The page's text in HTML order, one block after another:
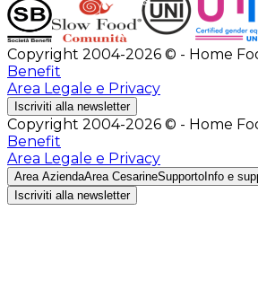
Copyright 2004-2026 © - Home
Benefit
Area Legale e Privacy
Iscriviti alla newsletter
Copyright 2004-2026 © - Home
Benefit
Area Legale e Privacy
Area AziendaArea CesarineSupporto Info e
Iscriviti alla newsletter